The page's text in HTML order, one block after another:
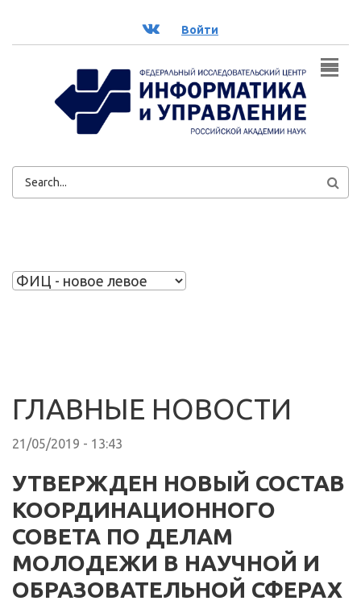
ВК Войти
ФОРМА
ГЛАВНЫЕ НОВОСТИ
21/05/2019 - 13:43
УТВЕРЖДЕН НОВЫЙ СОСТАВ
КООРДИНАЦИОННОГО
СОВЕТА ПО ДЕЛАМ
МОЛОДЕЖИ В НАУЧНОЙ И
ОБРАЗОВАТЕЛЬНОЙ СФЕРАХ